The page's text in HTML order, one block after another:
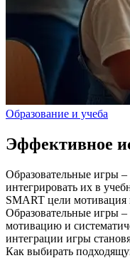
Образование и учеба
Эффективное
Образовательные игры –
интегрировать их в
SMART цели мотивация
Образовательные игры
мотивацию и
интеграции игры
Как выбирать